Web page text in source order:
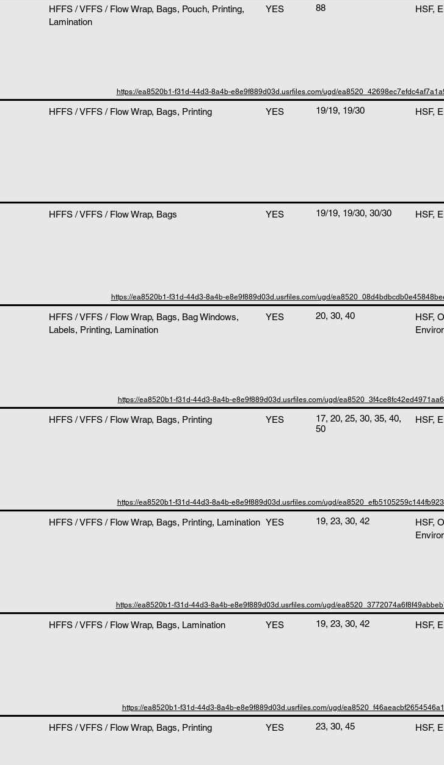
HFFS / VFFS / Flow Wrap, Bags, Pouch, Printing,
Lamination
YES 88 HSF,
https://ea8520b1-f31d-44d3-8a4b-e8e9f889d03d.usrfiles.com/ugd/
HFFS / VFFS / Flow Wrap, Bags, Printing YES 19/19, 19/30 HSF,
HFFS / VFFS / Flow Wrap, Bags YES 19/19, 19/30, 30/30 HSF,
https://ea8520b1-f31d-44d3-8a4b-e8e9f889d03d.usrfiles.com/ugd/
HFFS / VFFS / Flow Wrap, Bags, Bag Windows,
Labels, Printing, Lamination
YES 20, 30, 40
HSF,
https://ea8520b1-f31d-44d3-8a4b-e8e9f889d03d.usrfiles.com/ugd/
HFFS / VFFS / Flow Wrap, Bags, Printing YES
17, 20, 25, 30, 35, 40,
50
HSF,
https://ea8520b1-f31d-44d3-8a4b-e8e9f889d03d.usrfiles.com/ugd/
HFFS / VFFS / Flow Wrap, Bags, Printing, Lamination YES 19, 23, 30, 42
HSF,
https://ea8520b1-f31d-44d3-8a4b-e8e9f889d03d.usrfiles.com/ugd/
HFFS / VFFS / Flow Wrap, Bags, Lamination YES 19, 23, 30, 42 HSF,
https://ea8520b1-f31d-44d3-8a4b-e8e9f889d03d.usrfiles.com/ugd/
HFFS / VFFS / Flow Wrap, Bags, Printing YES 23, 30, 45 HSF,